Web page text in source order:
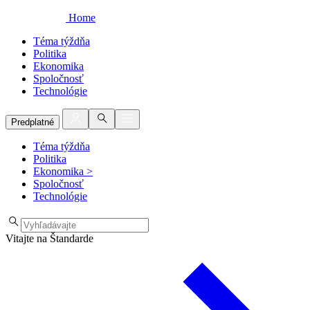
Home
Téma týždňa
Politika
Ekonomika
Spoločnosť
Technológie
Predplatné
Téma týždňa
Politika
Ekonomika >
Spoločnosť
Technológie
Vitajte na Štandarde